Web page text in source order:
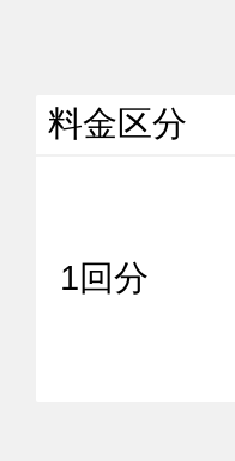
料金区分
1回分